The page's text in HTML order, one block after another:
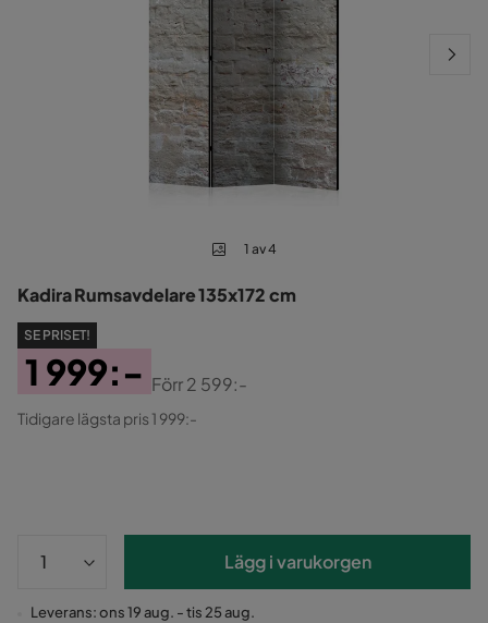
1 av 4
Kadira Rumsavdelare 135x172 cm
SE PRISET!
Pris
1 999:-
Original
Förr2 599:-
Tidigare lägsta pris 1 999:-
Lägg i varukorgen
Leverans: ons 19 aug. - tis 25 aug.